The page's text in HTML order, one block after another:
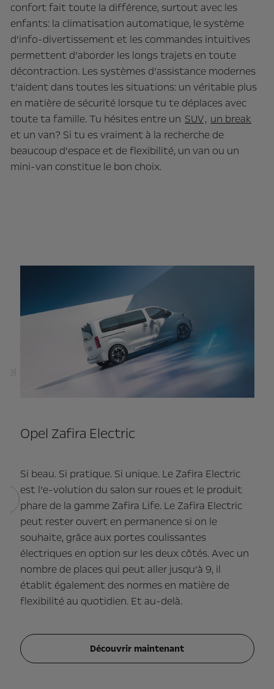
confort fait toute la différence, surtout avec les
enfants: la climatisation automatique, le système
d’info-divertissement et les commandes intuitives
permettent d’aborder les longs trajets en toute
décontraction. Les systèmes d’assistance modernes
t’aident dans toutes les situations: un véritable plus
en matière de sécurité lorsque tu te déplaces avec
toute ta famille. Tu hésites entre un SUV, un break
et un van? Si tu es vraiment à la recherche de
beaucoup d’espace et de flexibilité, un van ou un
mini-van constitue le bon choix.
Opel Zafira Electric
Si beau. Si pratique. Si unique. Le Zafira Electric
est l’e-volution du salon sur roues et le produit
phare de la gamme Zafira Life. Le Zafira Electric
peut rester ouvert en permanence si on le
souhaite, grâce aux portes coulissantes
électriques en option sur les deux côtés. Avec un
nombre de places qui peut aller jusqu’à 9, il
établit également des normes en matière de
flexibilité au quotidien. Et au-delà.
Découvrir maintenant